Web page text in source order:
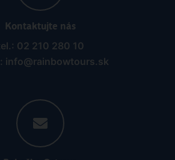
Kontaktujte nás
02 210 280 10
info@rainbowtours.sk